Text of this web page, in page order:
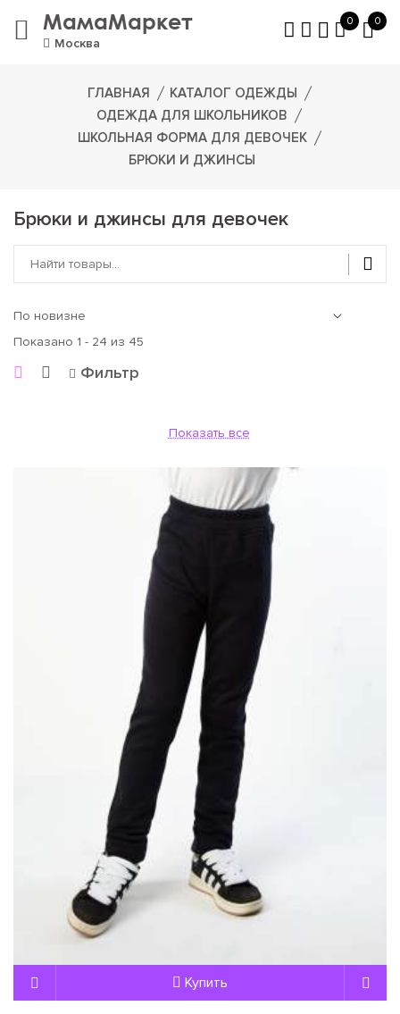
МамаМаркет
Москва
0 0
ГЛАВНАЯ
КАТАЛОГ ОДЕЖДЫ
ОДЕЖДА ДЛЯ ШКОЛЬНИКОВ
ШКОЛЬНАЯ ФОРМА ДЛЯ ДЕВОЧЕК
БРЮКИ И ДЖИНСЫ
Брюки и джинсы для девочек
Показано 1 - 24 из 45
Фильтр
Показать все
Купить